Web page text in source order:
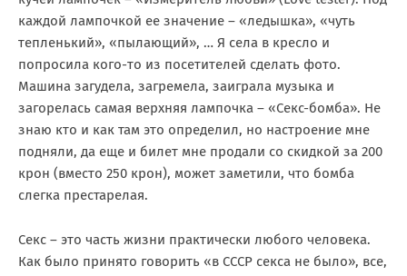
каждой лампочкой ее значение – «ледышка», «чуть
тепленький», «пылающий», … Я села в кресло и
попросила кого-то из посетителей сделать фото.
Машина загудела, загремела, заиграла музыка и
загорелась самая верхняя лампочка – «Секс-бомба». Не
знаю кто и как там это определил, но настроение мне
подняли, да еще и билет мне продали со скидкой за 200
крон (вместо 250 крон), может заметили, что бомба
слегка престарелая.
Секс – это часть жизни практически любого человека.
Как было принято говорить «в СССР секса не было», все,